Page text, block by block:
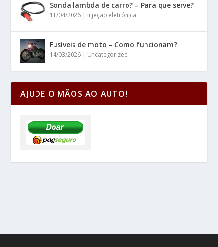
Sonda lambda de carro? – Para que serve?
11/04/2026 Injeção eletrônica
Fusíveis de moto – Como funcionam?
14/03/2026 Uncategorized
AJUDE O MÃOS AO AUTO!